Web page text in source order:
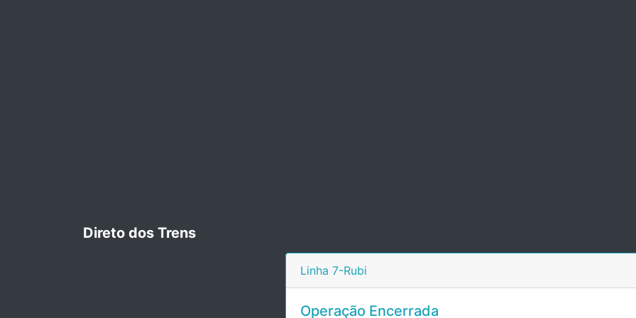
Direto dos Trens
Linha 7-Rubi
Operação Encerrada